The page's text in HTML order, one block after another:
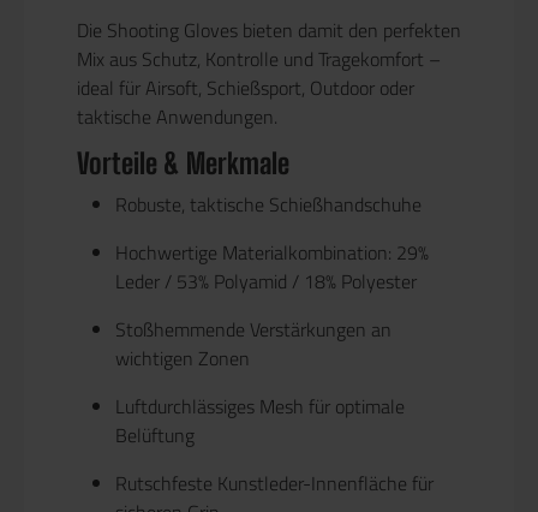
Die Shooting Gloves bieten damit den perfekten
Mix aus Schutz, Kontrolle und Tragekomfort –
ideal für Airsoft, Schießsport, Outdoor oder
taktische Anwendungen.
Vorteile & Merkmale
Robuste, taktische Schießhandschuhe
Hochwertige Materialkombination: 29%
Leder / 53% Polyamid / 18% Polyester
Stoßhemmende Verstärkungen an
wichtigen Zonen
Luftdurchlässiges Mesh für optimale
Belüftung
Rutschfeste Kunstleder-Innenfläche für